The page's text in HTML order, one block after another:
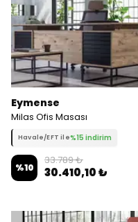
Eymense
Milas Ofis Masası
Havale/EFT ile%15 indirim
%10
33.789 ₺
30.410,10 ₺